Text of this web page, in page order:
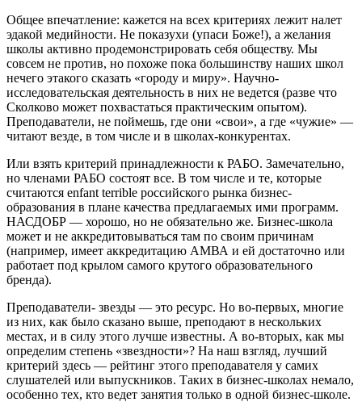
Общее впечатление: кажется на всех критериях лежит налет
эдакой медийности. Не показухи (упаси Боже!), а желания
школы активно продемонстрировать себя обществу. Мы
совсем не против, но похоже пока большинству наших школ
нечего этакого сказать «городу и миру». Научно-
исследовательская деятельность в них не ведется (разве что
Сколково может похвастаться практическим опытом).
Преподаватели, не поймешь, где они «свои», а где «чужие» —
читают везде, в том числе и в школах-конкурентах.
Или взять критерий принадлежности к РАБО. Замечательно,
но членами РАБО состоят все. В том числе и те, которые
считаются enfant terrible российского рынка бизнес-
образования в плане качества предлагаемых ими программ.
НАСДОБР — хорошо, но не обязательно же. Бизнес-школа
может и не аккредитовываться там по своим причинам
(например, имеет аккредитацию АМВА и ей достаточно или
работает под крылом самого крутого образовательного
бренда).
Преподаватели- звезды — это ресурс. Но во-первых, многие
из них, как было сказано выше, преподают в нескольких
местах, и в силу этого лучше известны. А во-вторых, как мы
определим степень «звездности»? На наш взгляд, лучший
критерий здесь — рейтинг этого преподавателя у самих
слушателей или выпускников. Таких в бизнес-школах немало,
особенно тех, кто ведет занятия только в одной бизнес-школе.